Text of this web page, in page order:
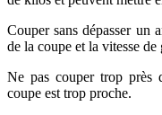
Couper sans dépasser un
de la coupe et la vitesse
Ne pas couper trop près
coupe est trop proche.